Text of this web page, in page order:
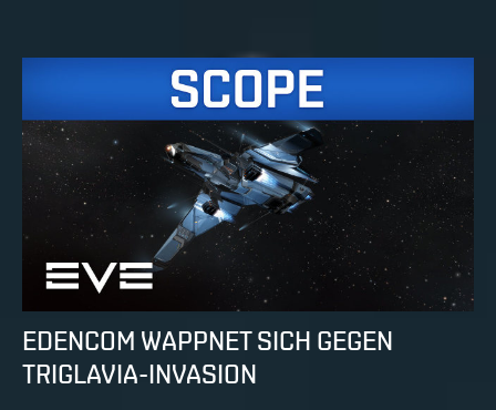
EDENCOM WAPPNET SICH GEGEN
TRIGLAVIA-INVASION